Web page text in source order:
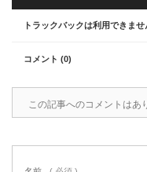
トラックバックは利用できませ
コメント (0)
この記事へのコメントはあ